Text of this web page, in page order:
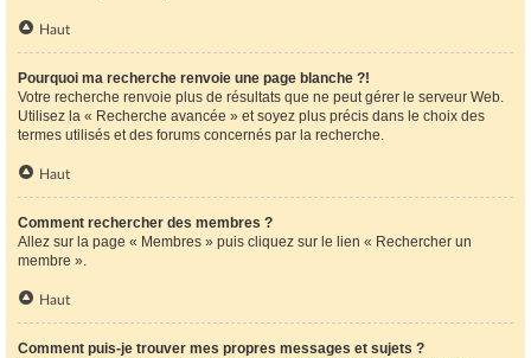
Haut
Pourquoi ma recherche renvoie une page blanche ?!
Votre recherche renvoie plus de résultats que ne peut gérer le serveur Web.
Utilisez la « Recherche avancée » et soyez plus précis dans le choix des
termes utilisés et des forums concernés par la recherche.
Haut
Comment rechercher des membres ?
Allez sur la page « Membres » puis cliquez sur le lien « Rechercher un
membre ».
Haut
Comment puis-je trouver mes propres messages et sujets ?